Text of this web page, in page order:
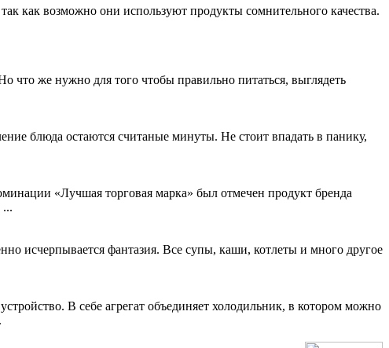
как возможно они используют продукты сомнительного качества.
же нужно для того чтобы правильно питаться, выглядеть
блюда остаются считаные минуты. Не стоит впадать в панику,
«Лучшая торговая марка» был отмечен продукт бренда
...
исчерпывается фантазия. Все супы, каши, котлеты и много другое
В себе агрегат объединяет холодильник, в котором можно